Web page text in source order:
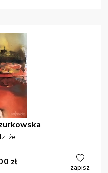
że
zł
zapisz